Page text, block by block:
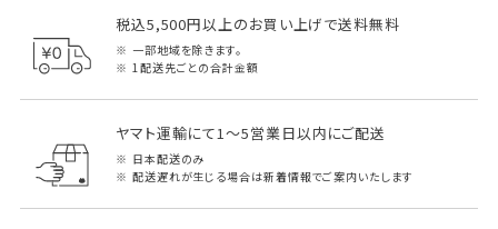
税込5,500円以上のお買い上げで送料無料
一部地域を除きます。
1配送先ごとの合計金額
ヤマト運輸にて1～5営業日以内にご配送
日本配送のみ
配送遅れが生じる場合は新着情報でご案内いたします